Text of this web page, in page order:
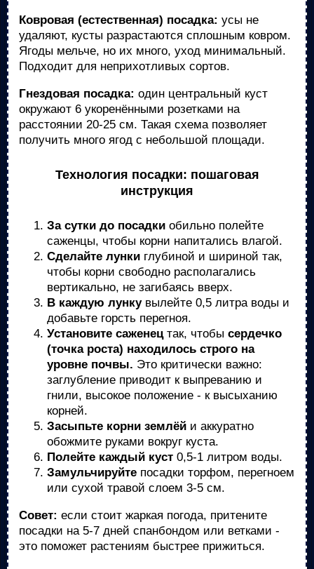
Ковровая (естественная) посадка: усы не
удаляют, кусты разрастаются сплошным ковром.
Ягоды мельче, но их много, уход минимальный.
Подходит для неприхотливых сортов.
Гнездовая посадка: один центральный куст
окружают 6 укоренёнными розетками на
расстоянии 20-25 см. Такая схема позволяет
получить много ягод с небольшой площади.
Технология посадки: пошаговая
инструкция
За сутки до посадки обильно полейте
саженцы, чтобы корни напитались влагой.
Сделайте лунки глубиной и шириной так,
чтобы корни свободно располагались
вертикально, не загибаясь вверх.
В каждую лункувылейте 0,5 литра воды и
добавьте горсть перегноя.
Установите саженецтак, чтобы сердечко
(точка роста) находилось строго на
уровне почвы. Это критически важно:
заглубление приводит к выпреванию и
гнили, высокое положение - к высыханию
корней.
Засыпьте корни землёй и аккуратно
обожмите руками вокруг куста.
Полейте каждый куст 0,5-1 литром воды.
Замульчируйте посадки торфом, перегноем
или сухой травой слоем 3-5 см.
Совет: если стоит жаркая погода, притените
посадки на 5-7 дней спанбондом или ветками -
это поможет растениям быстрее прижиться.